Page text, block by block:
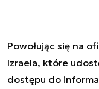
Powołując się na
Izraela, które
dostępu do